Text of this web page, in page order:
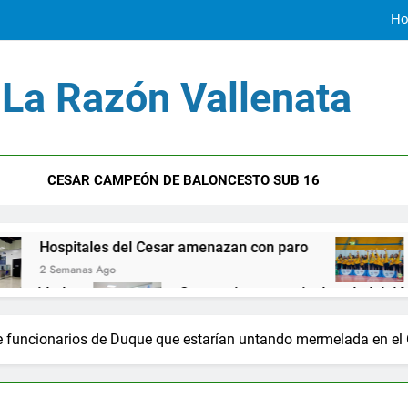
La Razón Vallenata
CESAR CAMPEÓN DE BALONCESTO SUB 16
del Cesar amenazan con paro El Cesar se
4 Semanas Ago
Se mantiene servcio de salud del Magisterio
Así fueron las alianzas criminales en la Costa Caribe
2 Años Ago
San Andrés de Chiriguaná Jorge
funcionarios de Duque que estarían untando mermelada en el